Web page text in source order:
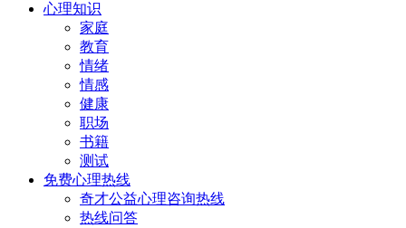
心理知识
家庭
教育
情绪
情感
健康
职场
书籍
测试
免费心理热线
奇才公益心理咨询热线
热线问答